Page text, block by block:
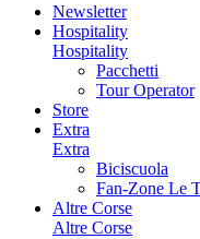
Newsletter
Hospitality
Hospitality
Pacchetti
Tour Operator
Store
Extra
Extra
Biciscuola
Fan-Zone Le
Altre Corse
Altre Corse